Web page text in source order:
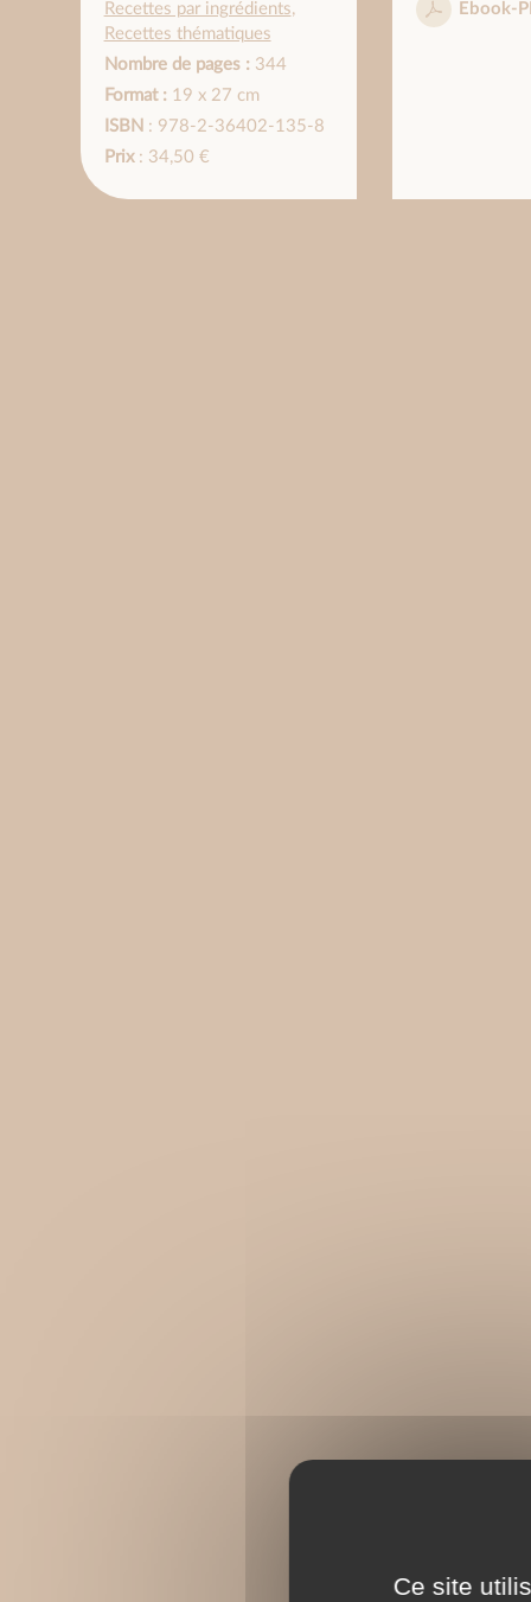
Recettes par ingrédients,
Recettes thématiques
Nombre de pages :344
Format :19 x 27 cm
ISBN : 978-2-36402-135-8
Prix: 34,50 €
Ebook-
Ce site